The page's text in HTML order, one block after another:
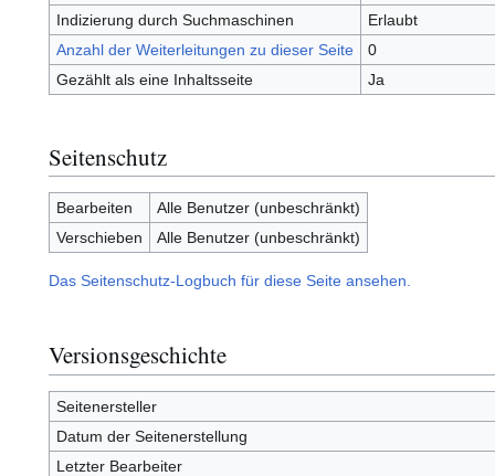
Indizierung durch Suchmaschinen
Erlaubt
Anzahl der Weiterleitungen zu dieser Seite
0
Gezählt als eine Inhaltsseite
Ja
Seitenschutz
Bearbeiten
Alle Benutzer (unbeschränkt)
Verschieben
Alle Benutzer (unbeschränkt)
Das Seitenschutz-Logbuch für diese Seite ansehen.
Versionsgeschichte
Seitenersteller
Datum der Seitenerstellung
Letzter Bearbeiter